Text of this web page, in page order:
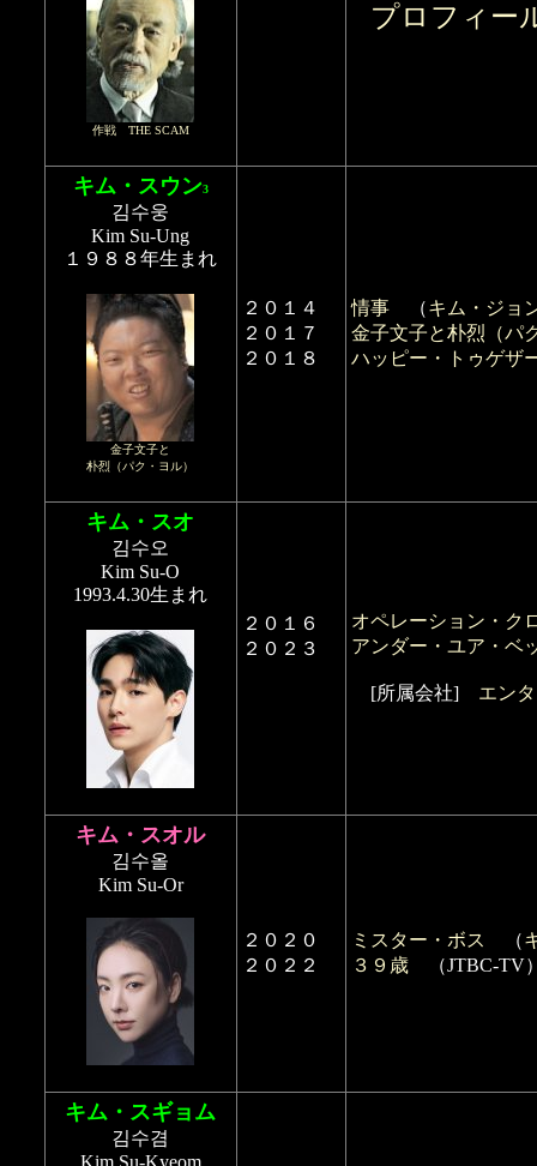
作戦 THE SCAM
プロフィー
キム・スウン3
김수웅
Kim Su-Ung
１９８８年生まれ
金子文子と
朴烈（パク・ヨル）
２０１４
２０１７
２０１８
情事 （キム・ジョ
金子文子と朴烈（パ
ハッピー・トゥゲザ
キム・スオ
김수오
Kim Su-O
1993.4.30生まれ
２０１６
２０２３
オペレーション・ク
アンダー・ユア・ベ
[所属会社] エン
キム・スオル
김수올
Kim Su-Or
２０２０
２０２２
ミスター・ボス （
３９歳 （JTBC-TV
キム・スギョム
김수겸
Kim Su-Kyeom